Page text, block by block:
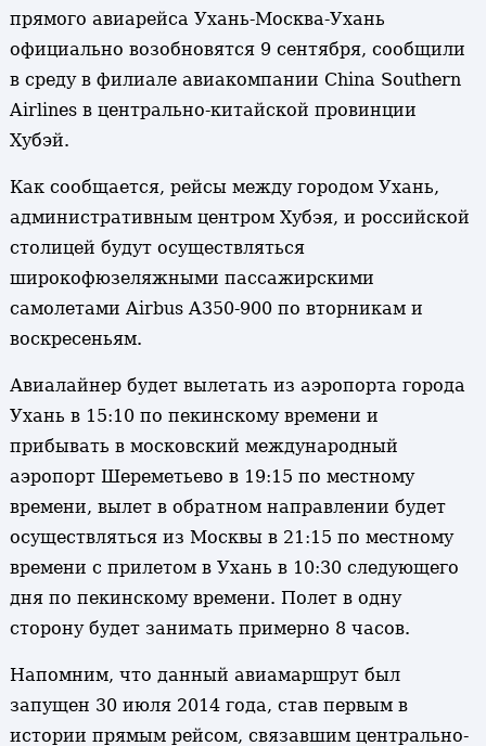
прямого авиарейса Ухань-Москва-Ухань
официально возобновятся 9 сентября, сообщили
в среду в филиале авиакомпании China Southern
Airlines в центрально-китайской провинции
Хубэй.
Как сообщается, рейсы между городом Ухань,
административным центром Хубэя, и российской
столицей будут осуществляться
широкофюзеляжными пассажирскими
самолетами Airbus A350-900 по вторникам и
воскресеньям.
Авиалайнер будет вылетать из аэропорта города
Ухань в 15:10 по пекинскому времени и
прибывать в московский международный
аэропорт Шереметьево в 19:15 по местному
времени, вылет в обратном направлении будет
осуществляться из Москвы в 21:15 по местному
времени с прилетом в Ухань в 10:30 следующего
дня по пекинскому времени. Полет в одну
сторону будет занимать примерно 8 часов.
Напомним, что данный авиамаршрут был
запущен 30 июля 2014 года, став первым в
истории прямым рейсом, связавшим центрально-